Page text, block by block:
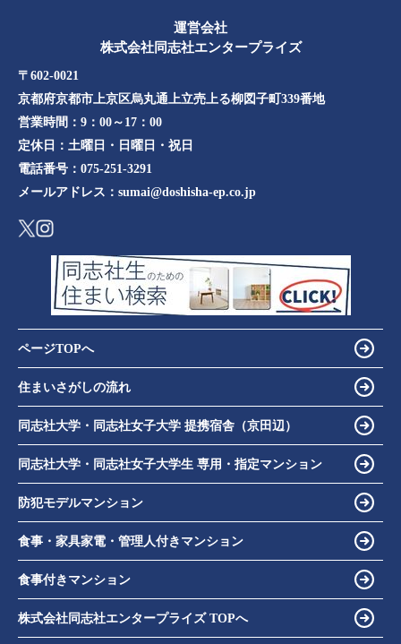
運営会社
株式会社同志社エンタープライズ
〒602-0021
京都府京都市上京区烏丸通上立売上る柳図子町339番地​​
営業時間： 9：00～17：00
定休日： 土曜日・日曜日・祝日
電話番号： 075-251-3291
メールアドレス： sumai@doshisha-ep.co.jp
ページTOPへ
住まいさがしの流れ
同志社大学・同志社女子大学 提携宿舎（京田辺）
同志社大学・同志社女子大学生 専用・指定マンション
防犯モデルマンション
食事・家具家電・管理人付きマンション
食事付きマンション
株式会社同志社エンタープライズ TOPへ